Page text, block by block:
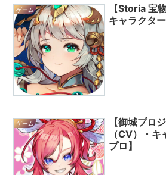
ゲーム
【Storia 宝
キャラクタ
ゲーム
【御城プロ
（CV）・
プロ】